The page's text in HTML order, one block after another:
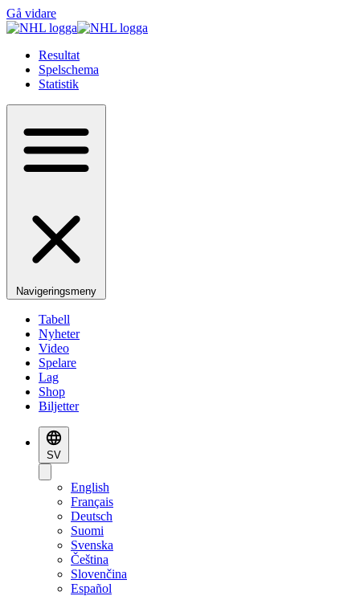
Gå vidare
Resultat
Spelschema
Statistik
Navigeringsmeny
Tabell
Nyheter
Video
Spelare
Lag
Shop
Biljetter
SV
English
Français
Deutsch
Suomi
Svenska
Čeština
Slovenčina
Español